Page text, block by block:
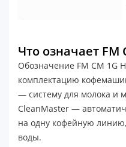
Что означает FM
Обозначение FM CM 1G
комплектацию
— систему для молока и
CleanMaster —
на одну кофейную
воды.